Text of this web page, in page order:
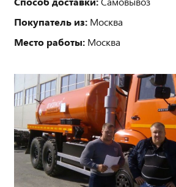
Покупатель из: Москва
Место работы: Москва